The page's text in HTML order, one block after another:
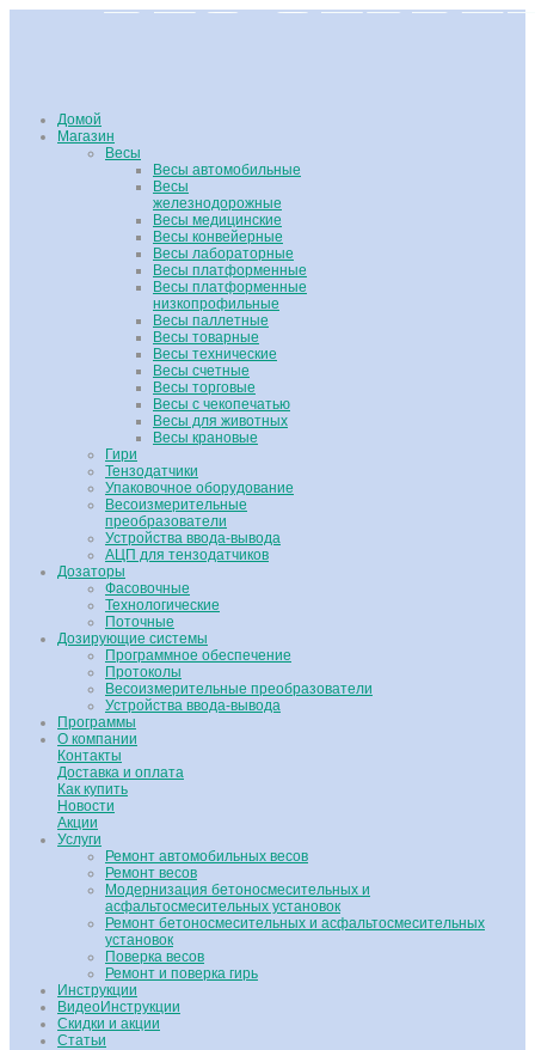
Домой
Магазин
Весы
Весы автомобильные
Весы
железнодорожные
Весы медицинские
Весы конвейерные
Весы лабораторные
Весы платформенные
Весы платформенные
низкопрофильные
Весы паллетные
Весы товарные
Весы технические
Весы счетные
Весы торговые
Весы с чекопечатью
Весы для животных
Весы крановые
Гири
Тензодатчики
Упаковочное оборудование
Весоизмерительные
преобразователи
Устройства ввода-вывода
АЦП для тензодатчиков
Дозаторы
Фасовочные
Технологические
Поточные
Дозирующие системы
Программное обеспечение
Протоколы
Весоизмерительные преобразователи
Устройства ввода-вывода
Программы
О компании
Контакты
Доставка и оплата
Как купить
Новости
Акции
Услуги
Ремонт автомобильных весов
Ремонт весов
Модернизация бетоносмесительных и
асфальтосмесительных установок
Ремонт бетоносмесительных и асфальтосмесительных
установок
Поверка весов
Ремонт и поверка гирь
Инструкции
ВидеоИнструкции
Скидки и акции
Статьи